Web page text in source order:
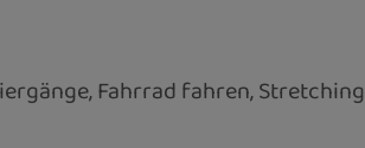
Fahrrad fahren, Stretching